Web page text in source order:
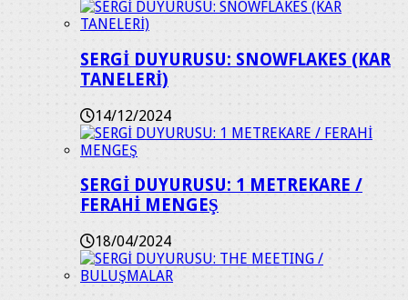
SERGİ DUYURUSU: SNOWFLAKES (KAR
TANELERİ)
14/12/2024
SERGİ DUYURUSU: 1 METREKARE /
FERAHİ MENGEŞ
18/04/2024